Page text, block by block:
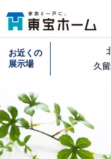
東宝ホー
家がお施主
いる事を目
お近くの
展示場
久